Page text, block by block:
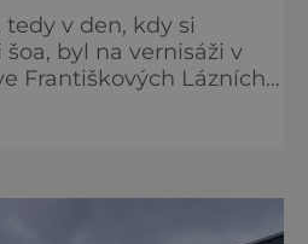
tedy v den, kdy si
byl na vernisáži v
Františkových Lázních
s touto významnou